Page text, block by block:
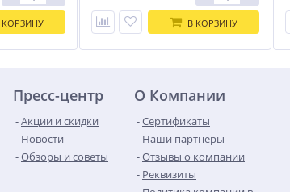
КОРЗИНУ В КОРЗИНУ
Пресс-центр
Акции и скидки
Новости
Обзоры и советы
О Компании
Сертификаты
Наши партнеры
Отзывы о компании
Реквизиты